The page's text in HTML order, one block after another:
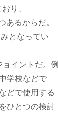
り、
あるからだ。
となってい
イントだ。例
学校などで
どで使用する
ひとつの検討